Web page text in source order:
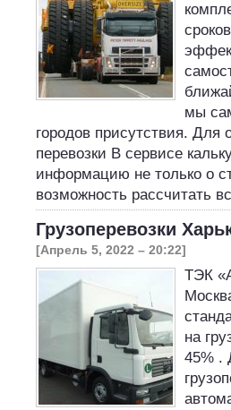
мы
городов присутствия. Для
перевозки В сервисе
информацию не только о
возможность рассчитать
Грузоперевозки
[Апрель 5, 2022 – 20:22]
ТЭК
на
45% .